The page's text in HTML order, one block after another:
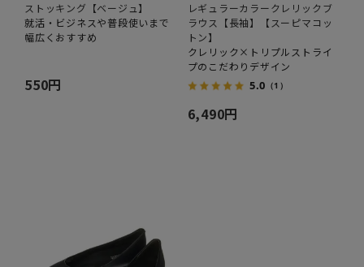
ストッキング【ベージュ】
就活・ビジネスや普段使いまで
幅広くおすすめ
550円
レギュラーカラークレリックブ
ラウス【長袖】【スーピマコッ
トン】
クレリック×トリプルストライ
プのこだわりデザイン
5.0 （1）
6,490円